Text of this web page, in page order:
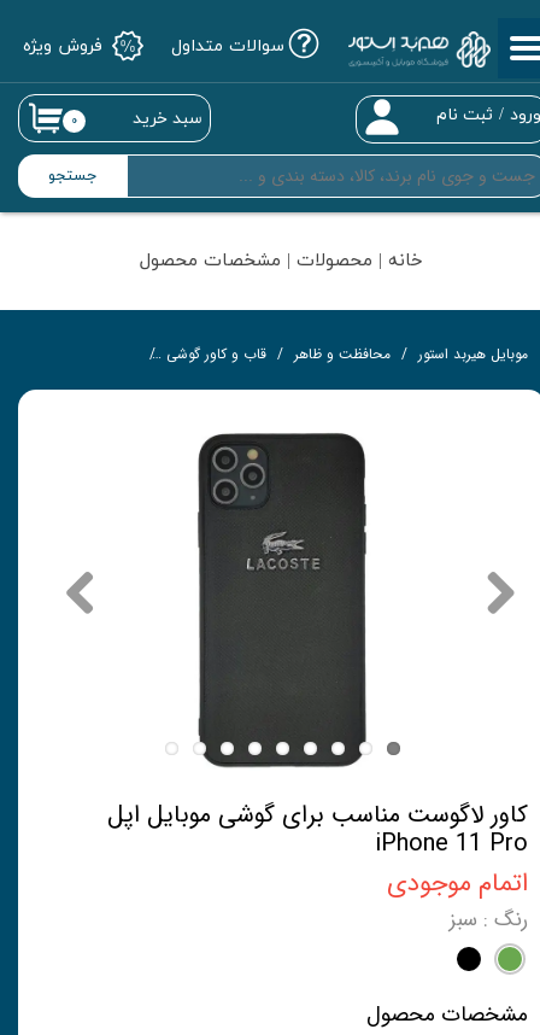
جستجو
/ ثبت نام
حساب کاربری من
تغییر گذر واژه
سفارشات
خروج از حساب کاربری
۰ سبد خرید
سوالات متداول فروش ویژه
خانه | محصولات | مشخصات محصول
موبایل هیربد استور محافظت و ظاهر قاب و کاور گوشی
کاور لاگوست مناسب برای گوشی موبایل اپل
iPhone 11 Pro
اتمام موجودی
رنگ : سبز
مشخصات محصول